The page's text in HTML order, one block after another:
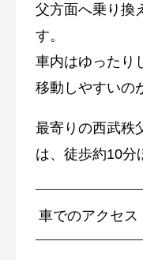
父方面へ乗り換
す。
車内はゆったり
移動しやすいの
最寄りの西武秩
は、徒歩約10分
車でのアクセス